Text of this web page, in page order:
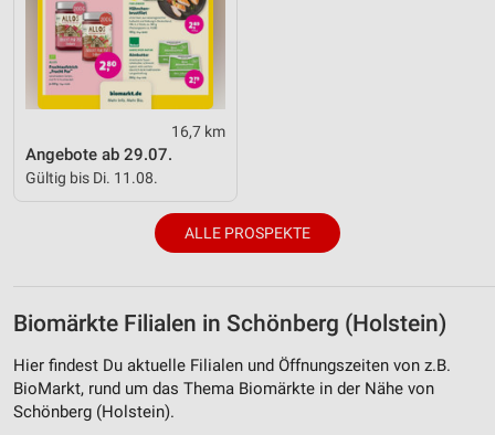
16,7 km
Angebote ab 29.07.
Gültig bis Di. 11.08.
ALLE PROSPEKTE
Biomärkte Filialen in Schönberg (Holstein)
Hier findest Du aktuelle Filialen und Öffnungszeiten von z.B.
BioMarkt, rund um das Thema Biomärkte in der Nähe von
Schönberg (Holstein).